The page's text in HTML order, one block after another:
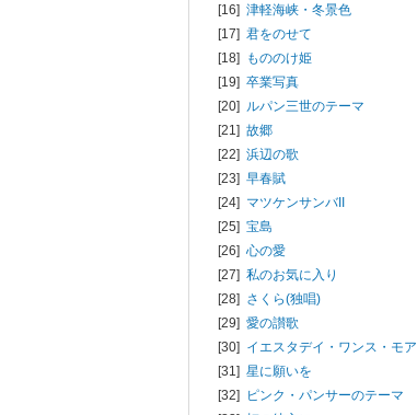
[16] 津軽海峡・冬景色
[17] 君をのせて
[18] もののけ姫
[19] 卒業写真
[20] ルパン三世のテーマ
[21] 故郷
[22] 浜辺の歌
[23] 早春賦
[24] マツケンサンバII
[25] 宝島
[26] 心の愛
[27] 私のお気に入り
[28] さくら(独唱)
[29] 愛の讃歌
[30] イエスタデイ・ワンス・モア
[31] 星に願いを
[32] ピンク・パンサーのテーマ